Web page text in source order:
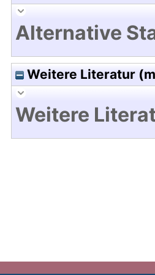
Alternative
Weitere Literatur
Weitere